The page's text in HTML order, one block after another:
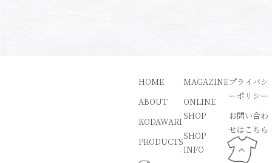
HOME
ABOUT
KODAWARI
PRODUCTS
MAGAZINE
ONLINE
SHOP
SHOP
INFO
プライバシ
ーポリシー
お問い合わ
せはこちら